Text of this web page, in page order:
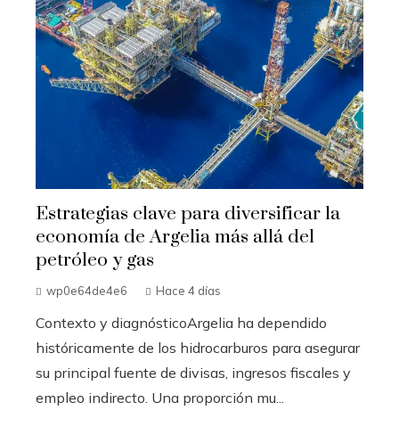
Estrategias clave para diversificar la
economía de Argelia más allá del
petróleo y gas
wp0e64de4e6 Hace 4 días
Contexto y diagnósticoArgelia ha dependido
históricamente de los hidrocarburos para asegurar
su principal fuente de divisas, ingresos fiscales y
empleo indirecto. Una proporción mu...